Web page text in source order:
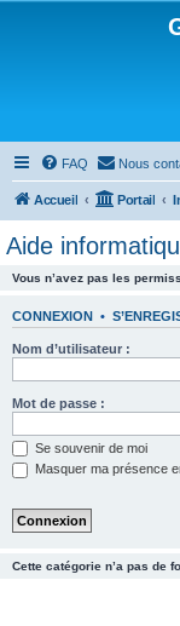
FAQ Nous
Accueil Portail
Aide
Vous n’avez pas les
CONNEXION •
Nom d’utilisateur :
Mot de passe :
Se souvenir de moi
Masquer ma présence
Cette catégorie n’a pas de